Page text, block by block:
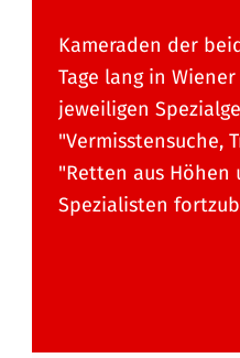
Kameraden der
Tage lang in
jeweiligen
"Vermisstensuche,
"Retten aus Höhen
Spezialisten